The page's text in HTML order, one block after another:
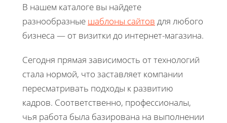
В нашем каталоге вы найдете
разнообразные шаблоны сайтов для любого
бизнеса — от визитки до интернет-магазина.
Сегодня прямая зависимость от технологий
стала нормой, что заставляет компании
пересматривать подходы к развитию
кадров. Соответственно, профессионалы,
чья работа была базирована на выполнении